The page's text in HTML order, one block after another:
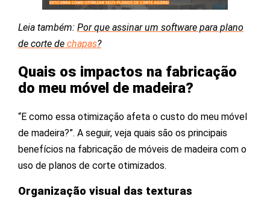
Leia também: Por que assinar um software para plano
de corte de chapas?
Quais os impactos na fabricação
do meu móvel de madeira?
“E como essa otimização afeta o custo do meu móvel
de madeira?”. A seguir, veja quais são os principais
benefícios na fabricação de móveis de madeira com o
uso de planos de corte otimizados.
Organização visual das texturas